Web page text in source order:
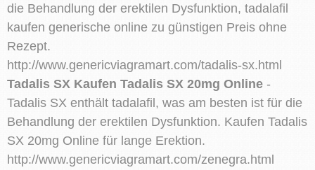
die Behandlung der erektilen Dysfunktion, tadalafil
kaufen generische online zu günstigen Preis ohne
Rezept.
http://www.genericviagramart.com/tadalis-sx.html
Tadalis SX Kaufen Tadalis SX 20mg Online -
Tadalis SX enthält tadalafil, was am besten ist für die
Behandlung der erektilen Dysfunktion. Kaufen Tadalis
SX 20mg Online für lange Erektion.
http://www.genericviagramart.com/zenegra.html